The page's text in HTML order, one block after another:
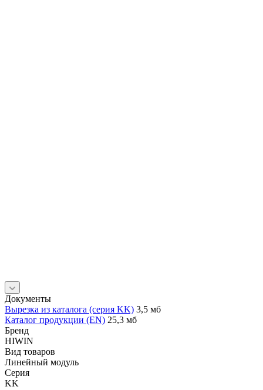
Документы
Вырезка из каталога (серия KK) 3,5 мб
Каталог продукции (EN) 25,3 мб
Бренд
HIWIN
Вид товаров
Линейный модуль
Серия
KK